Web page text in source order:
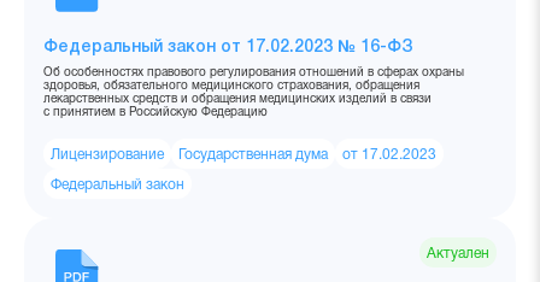
Федеральный закон от 17.02.2023 № 16-ФЗ
Об особенностях правового регулирования отношений в сферах охраны
здоровья, обязательного медицинского страхования, обращения
лекарственных средств и обращения медицинских изделий в связи
с принятием в Российскую Федерацию
Лицензирование Государственная дума от 17.02.2023
Федеральный закон
Актуален